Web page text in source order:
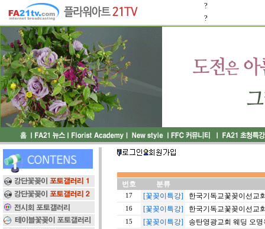
?
?
번호 분류
17 [꽃꽂이특강] 한국기독교꽃꽂이선교
16 [꽃꽂이특강] 한국기독교꽃꽂이선교
15 [꽃꽂이특강] 송탄영광교회 웨딩 오